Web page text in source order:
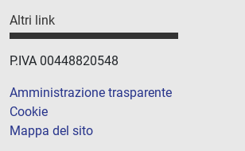
Altri link
P.IVA 00448820548
Amministrazione trasparente
Cookie
Mappa del sito